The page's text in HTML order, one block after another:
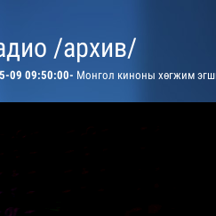
/архив/
09 09:50:00- Монгол киноны хөгжим